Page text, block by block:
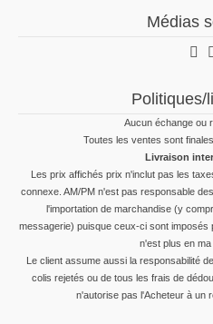
Médias
Politiques/
Aucun échange ou
Toutes les ventes sont
Livraison
Les prix affichés prix n'inclut pas les
connexe. AM/PM n'est pas responsable
l'importation de marchandise (y
messagerie) puisque ceux-ci sont imposés
n'est plus en
Le client assume aussi la responsabilité
colis rejetés ou de tous les frais de
n'autorise pas l'Acheteur à un